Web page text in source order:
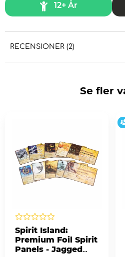
12+ År
RECENSIONER (2)
Se fler
Spirit Island:
Premium Foil Spirit
Panels - Jagged